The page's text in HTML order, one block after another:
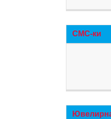
СМС-ки